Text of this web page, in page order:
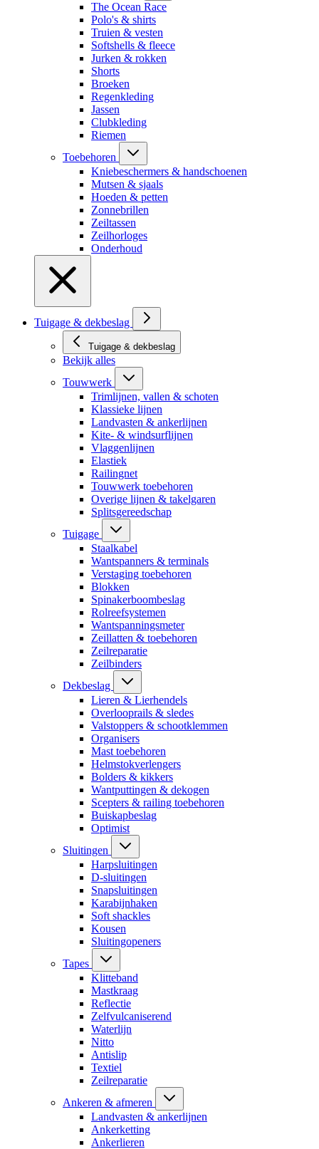
The Ocean Race
Polo's & shirts
Truien & vesten
Softshells & fleece
Jurken & rokken
Shorts
Broeken
Regenkleding
Jassen
Clubkleding
Riemen
Toebehoren
Kniebeschermers & handschoenen
Mutsen & sjaals
Hoeden & petten
Zonnebrillen
Zeiltassen
Zeilhorloges
Onderhoud
Tuigage & dekbeslag
Tuigage & dekbeslag
Bekijk alles
Touwwerk
Trimlijnen, vallen & schoten
Klassieke lijnen
Landvasten & ankerlijnen
Kite- & windsurflijnen
Vlaggenlijnen
Elastiek
Railingnet
Touwwerk toebehoren
Overige lijnen & takelgaren
Splitsgereedschap
Tuigage
Staalkabel
Wantspanners & terminals
Verstaging toebehoren
Blokken
Spinakerboombeslag
Rolreefsystemen
Wantspanningsmeter
Zeillatten & toebehoren
Zeilreparatie
Zeilbinders
Dekbeslag
Lieren & Lierhendels
Overlooprails & sledes
Valstoppers & schootklemmen
Organisers
Mast toebehoren
Helmstokverlengers
Bolders & kikkers
Wantputtingen & dekogen
Scepters & railing toebehoren
Buiskapbeslag
Optimist
Sluitingen
Harpsluitingen
D-sluitingen
Snapsluitingen
Karabijnhaken
Soft shackles
Kousen
Sluitingopeners
Tapes
Klitteband
Mastkraag
Reflectie
Zelfvulcaniserend
Waterlijn
Nitto
Antislip
Textiel
Zeilreparatie
Ankeren & afmeren
Landvasten & ankerlijnen
Ankerketting
Ankerlieren